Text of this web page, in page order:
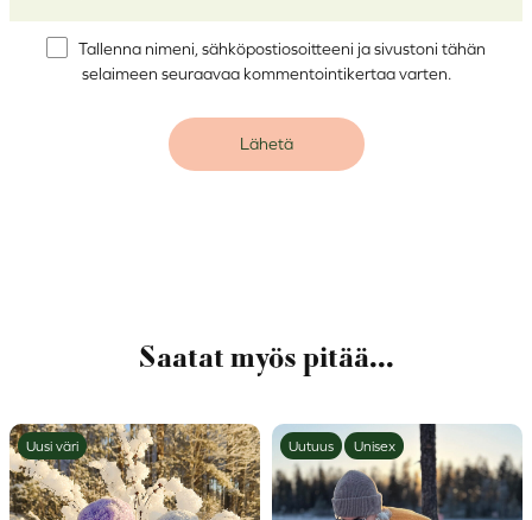
Tallenna nimeni, sähköpostiosoitteeni ja sivustoni tähän
selaimeen seuraavaa kommentointikertaa varten.
Saatat myös pitää...
Uusi väri Uutuus Unisex